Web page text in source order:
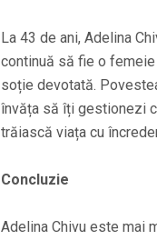
La 43 de ani, Adelina
continuă să fie o
soție devotată.
învăța să îți gestionezi
trăiască viața cu
Concluzie
Adelina Chivu este mai